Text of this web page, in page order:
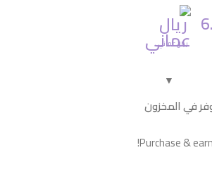
ريال عماني
في المخزون
Purchase &